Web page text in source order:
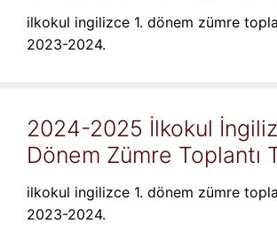
ilkokul ingilizce 1. dönem zümre
2023-2024.
2024-2025 İlkokul
Dönem Zümre Toplantı
ilkokul ingilizce 1. dönem zümre
2023-2024.